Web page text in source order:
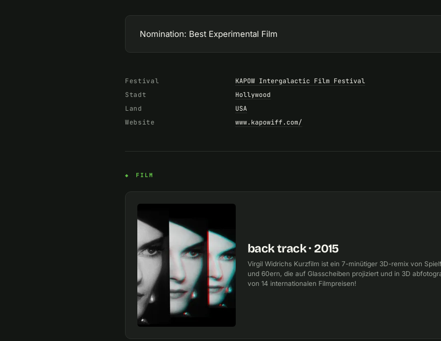
Nomination: Best Experimental Film
Festival
KAPOW Intergalactic Film Festival
Stadt
Hollywood
Land
USA
Website
www.kapowiff.com/
FILM
back track · 2015
Virgil Widrichs Kurzfilm ist ein 7-minütiger 3D-remix von
und 60ern, die auf Glasscheiben projiziert und in 3D
von 14 internationalen Filmpreisen!